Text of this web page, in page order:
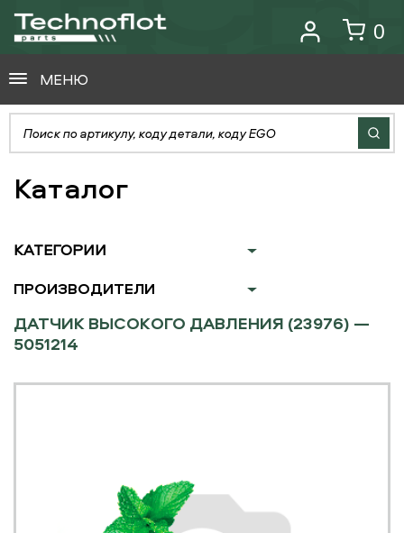
0
МЕНЮ
Каталог
КАТЕГОРИИ
ПРОИЗВОДИТЕЛИ
ДАТЧИК ВЫСОКОГО ДАВЛЕНИЯ (23976) —
5051214